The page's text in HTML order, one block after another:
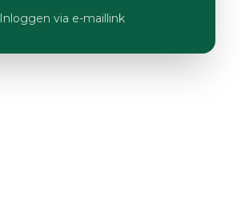
Inloggen via e-maillink